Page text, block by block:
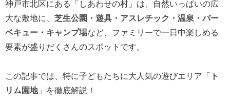
神戸市北区にある「しあわせの村」は、自然いっぱいの広
大な敷地に、 芝生公園・遊具・アスレチック・温泉・バー
ベキュー・キャンプ場など、ファミリーで一日中楽しめる
要素が盛りだくさんのスポットです。
この記事では、特に子どもたちに大人気の遊びエリア「
ト
リム園地」を徹底解説！